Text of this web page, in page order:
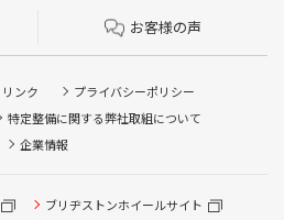
お客様の声
リンク
プライバシーポリシー
特定整備に関する弊社取組について
企業情報
ブリヂストンホイールサイト